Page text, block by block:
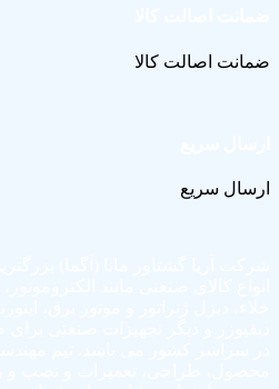
ضمانت اصالت کالا
ارسال سریع